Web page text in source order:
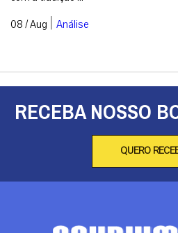
08 / Aug | Análise
RECEBA NOSSO
QUERO